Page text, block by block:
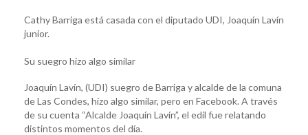
Cathy Barriga está casada con el diputado UDI, Joaquín Lavín
junior.
Su suegro hizo algo similar
Joaquín Lavín, (UDI) suegro de Barriga y alcalde de la comuna
de Las Condes, hizo algo similar, pero en Facebook. A través
de su cuenta “Alcalde Joaquín Lavín”, el edil fue relatando
distintos momentos del día.